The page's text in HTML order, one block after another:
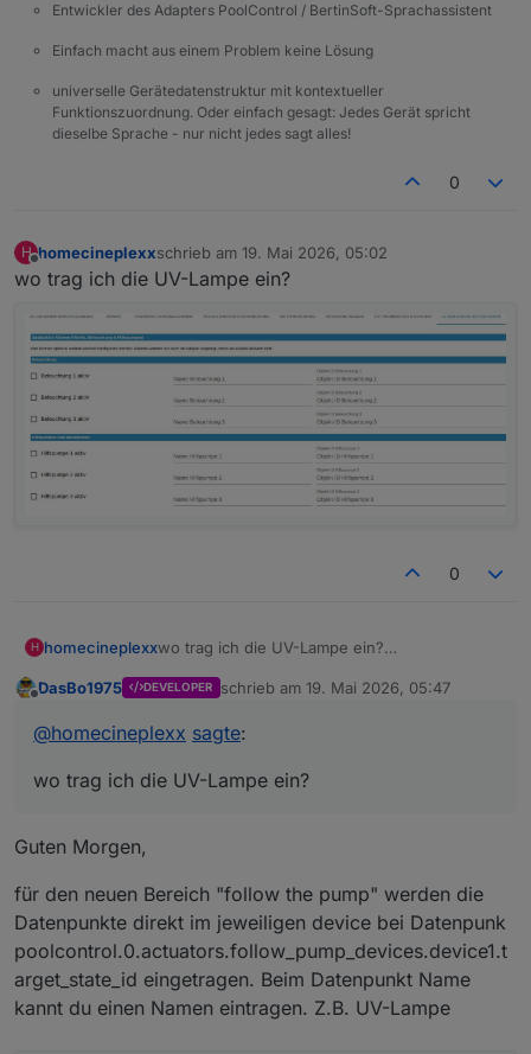
Entwickler des Adapters PoolControl / BertinSoft-Sprachassistent
Einfach macht aus einem Problem keine Lösung
universelle Gerätedatenstruktur mit kontextueller
Funktionszuordnung. Oder einfach gesagt: Jedes Gerät spricht
dieselbe Sprache - nur nicht jedes sagt alles!
0
H
Offline
homecineplexxschrieb am 19. Mai 2026, 05:02
zuletzt editiert von
wo trag ich die UV-Lampe ein?
0
H homecineplexxwo trag ich die UV-Lampe ein?
DasBo1975 DEVELOPER schrieb am 19. Mai 2026, 05:47
zuletzt editiert von
@homecineplexx sagte:
wo trag ich die UV-Lampe ein?
Guten Morgen,
für den neuen Bereich "follow the pump" werden die
Datenpunkte direkt im jeweiligen device bei Datenpunk
poolcontrol.0.actuators.follow_pump_devices.device1.t
arget_state_id eingetragen. Beim Datenpunkt Name
kannt du einen Namen eintragen. Z.B. UV-Lampe